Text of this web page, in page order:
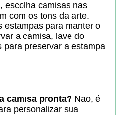
escolha camisas nas
com os tons da arte.
estampas para manter o
a camisa, lave do
para preservar a estampa
camisa pronta? Não, é
personalizar sua